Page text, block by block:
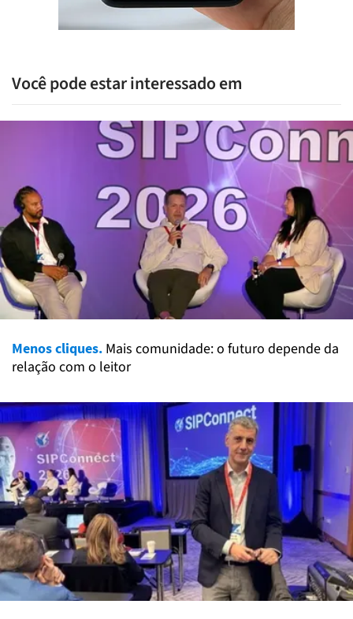
Você pode estar interessado em
Menos cliques. Mais comunidade: o futuro depende da
relação com o leitor